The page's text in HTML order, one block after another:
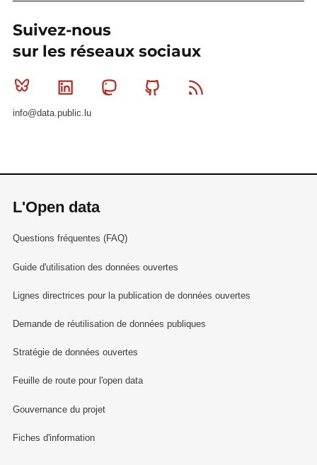
Suivez-nous
sur les réseaux sociaux
Bluesky Linkedin MastodonGithub
info@data.public.lu
L'Open data
Questions fréquentes (FAQ)
Guide d'utilisation des données ouvertes
Lignes directrices pour la publication de données ouvertes
Demande de réutilisation de données publiques
Stratégie de données ouvertes
Feuille de route pour l'open data
Gouvernance du projet
Fiches d'information